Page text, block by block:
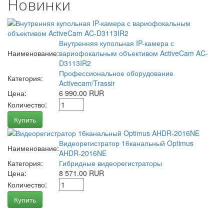
Новинки
Наименование:
Внутренняя купольная IP-камера с
вариофокальным объективом ActiveCam AC-
D3113IR2
Категория:
Профессиональное оборудование
Activecam/Trassir
Цена:
6 990.00 RUR
Количество:
Купить
Наименование:Видеорегистратор 16канальный Optimus
AHDR-2016NE
Категория:
Гибридные видеорегистраторы
Цена:
8 571.00 RUR
Количество:
Купить